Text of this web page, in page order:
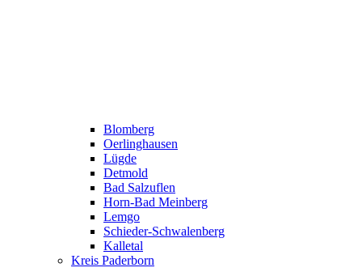
Blomberg
Oerlinghausen
Lügde
Detmold
Bad Salzuflen
Horn-Bad Meinberg
Lemgo
Schieder-Schwalenberg
Kalletal
Kreis Paderborn